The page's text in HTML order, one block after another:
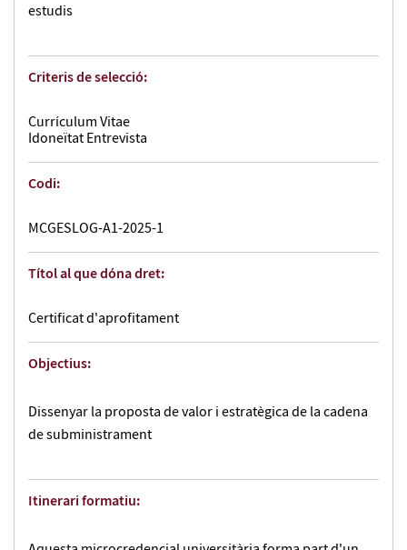
estudis
Criteris de selecció:
Currículum Vitae
Idoneïtat Entrevista
Codi:
MCGESLOG-A1-2025-1
Títol al que dóna dret:
Certificat d'aprofitament
Objectius:
Dissenyar la proposta de valor i estratègica de la cadena
de subministrament
Itinerari formatiu: